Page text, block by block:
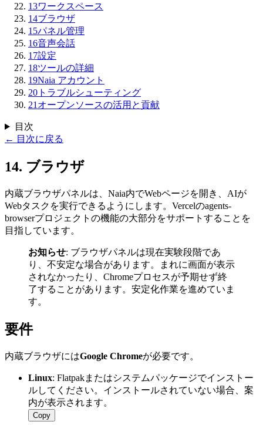
13ワークスペース
14ブラウザ
15パネル管理
16音声会話
17設定
18ツールの詳細
19Naia アカウント
20 トラブルシューティング
21 オープンソースの活用と貢献
目次
← 目次に戻る
14. ブラウザ
内蔵ブラウザパネルは、Naia内でWebページを開き、AIが
Webタスクを実行できるようにします。Vercelのagents-
browserプロジェクトの機能の大部分をサポートすることを
目指しています。
お知らせ: ブラウザパネルは現在実験段階であ
り、不安定な場合があります。まれに画面が表示
されなかったり、Chromeプロセスが予期せず終
了することがあります。安定化作業を進めていま
す。
要件
内蔵ブラウザにはGoogle Chromeが必要です。
Linux: Flatpakまたはシステムパッケージでインストー
ルしてください。インストールされていない場合、案
内が表示されます。
Copy